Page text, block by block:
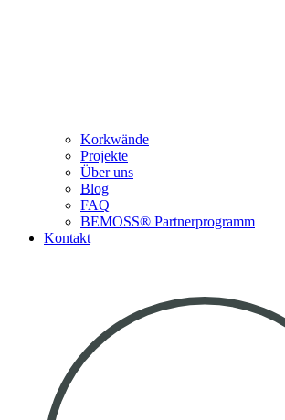
Korkwände
Projekte
Über uns
Blog
FAQ
BEMOSS® Partnerprogramm​
Kontakt